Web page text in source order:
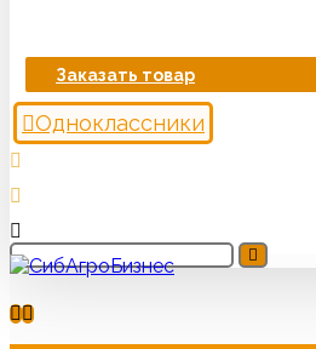
Заказать товар
Одноклассники